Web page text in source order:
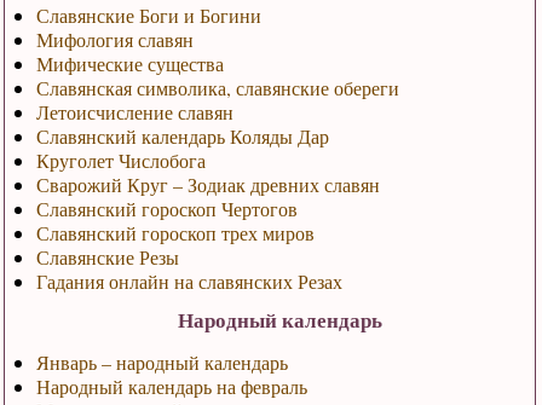
Славянские Боги и Богини
Мифология славян
Мифические существа
Славянская символика, славянские обереги
Летоисчисление славян
Славянский календарь Коляды Дар
Круголет Числобога
Сварожий Круг – Зодиак древних славян
Славянский гороскоп Чертогов
Славянский гороскоп трех миров
Славянские Резы
Гадания онлайн на славянских Резах
Народный календарь
Январь – народный календарь
Народный календарь на февраль